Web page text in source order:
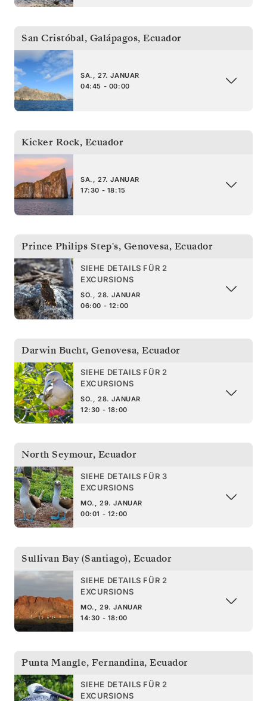
San Cristóbal, Galápagos, Ecuador
SA., 27. JANUAR
04:45 - 00:00
Kicker Rock, Ecuador
SA., 27. JANUAR
17:30 - 18:15
Prince Philips Step's, Genovesa, Ecuador
SIEHE DETAILS FÜR 2
EXCURSIONS
SO., 28. JANUAR
06:00 - 12:00
Darwin Bucht, Genovesa, Ecuador
SIEHE DETAILS FÜR 2
EXCURSIONS
SO., 28. JANUAR
12:30 - 18:00
North Seymour, Ecuador
SIEHE DETAILS FÜR 3
EXCURSIONS
MO., 29. JANUAR
00:01 - 12:00
Sullivan Bay (Santiago), Ecuador
SIEHE DETAILS FÜR 2
EXCURSIONS
MO., 29. JANUAR
14:30 - 18:00
Punta Mangle, Fernandina, Ecuador
SIEHE DETAILS FÜR 2
EXCURSIONS